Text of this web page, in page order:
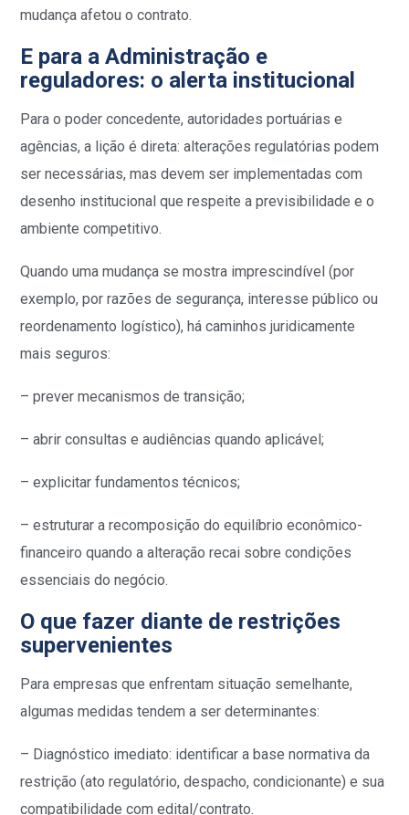
mudança afetou o contrato.
E para a Administração e
reguladores: o alerta institucional
Para o poder concedente, autoridades portuárias e
agências, a lição é direta: alterações regulatórias podem
ser necessárias, mas devem ser implementadas com
desenho institucional que respeite a previsibilidade e o
ambiente competitivo.
Quando uma mudança se mostra imprescindível (por
exemplo, por razões de segurança, interesse público ou
reordenamento logístico), há caminhos juridicamente
mais seguros:
– prever mecanismos de transição;
– abrir consultas e audiências quando aplicável;
– explicitar fundamentos técnicos;
– estruturar a recomposição do equilíbrio econômico-
financeiro quando a alteração recai sobre condições
essenciais do negócio.
O que fazer diante de restrições
supervenientes
Para empresas que enfrentam situação semelhante,
algumas medidas tendem a ser determinantes:
– Diagnóstico imediato: identificar a base normativa da
restrição (ato regulatório, despacho, condicionante) e sua
compatibilidade com edital/contrato.